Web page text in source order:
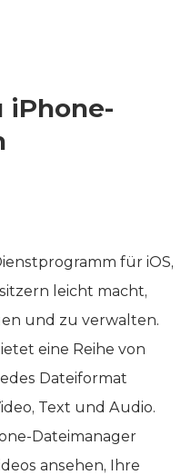
für iOS,
leicht macht,
und zu verwalten.
eine Reihe von
Dateiformat
Text und Audio.
Dateimanager
ansehen, Ihre